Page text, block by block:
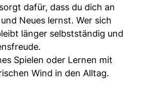
dafür, dass du dich an
Neues lernst. Wer sich
länger selbstständig und
Spielen oder Lernen mit
Wind in den Alltag.